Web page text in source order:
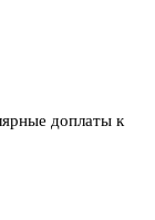
доплаты к